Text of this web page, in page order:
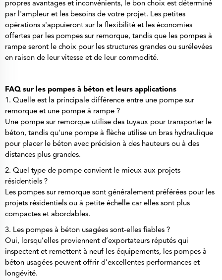
propres avantages et inconvénients, le bon choix est déterminé
par l'ampleur et les besoins de votre projet. Les petites
opérations s'appuieront sur la flexibilité et les économies
offertes par les pompes sur remorque, tandis que les pompes à
rampe seront le choix pour les structures grandes ou surélevées
en raison de leur vitesse et de leur commodité.
FAQ sur les pompes à béton et leurs applications
1. Quelle est la principale différence entre une pompe sur
remorque et une pompe à rampe ?
Une pompe sur remorque utilise des tuyaux pour transporter le
béton, tandis qu'une pompe à flèche utilise un bras hydraulique
pour placer le béton avec précision à des hauteurs ou à des
distances plus grandes.
2. Quel type de pompe convient le mieux aux projets
résidentiels ?
Les pompes sur remorque sont généralement préférées pour les
projets résidentiels ou à petite échelle car elles sont plus
compactes et abordables.
3. Les pompes à béton usagées sont-elles fiables ?
Oui, lorsqu’elles proviennent d’exportateurs réputés qui
inspectent et remettent à neuf les équipements, les pompes à
béton usagées peuvent offrir d’excellentes performances et
longévité.